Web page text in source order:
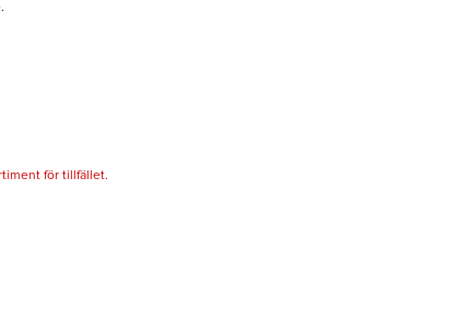
för tillfället.